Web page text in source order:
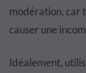
modération, car
causer une
Idéalement,